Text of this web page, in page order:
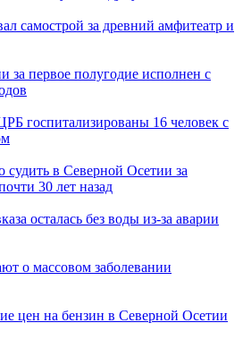
самострой за древний амфитеатр и
за первое полугодие исполнен с
госпитализированы 16 человек с
судить в Северной Осетии за
30 лет назад
осталась без воды из-за аварии
о массовом заболевании
цен на бензин в Северной Осетии